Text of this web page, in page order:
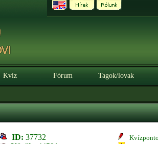
Kvíz Fórum Tagok/lovak
ID: 37732